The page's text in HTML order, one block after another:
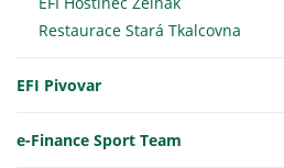
Restaurace Stará Tkalcovna
EFI Pivovar
e-Finance Sport Team